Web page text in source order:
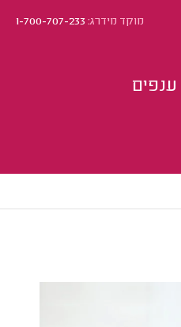
מוקד מידרג:1-700-707-233
ענפים